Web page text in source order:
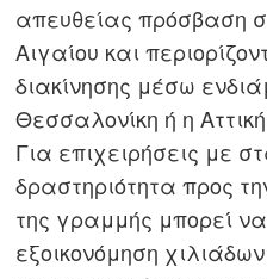
απευθείας πρόσβαση
Αιγαίου και
διακίνησης μέσω
Θεσσαλονίκη ή η
Για επιχειρήσεις με
δραστηριότητα προς
της γραμμής μπορεί
εξοικονόμηση
Πλοήγηση
άρθρων